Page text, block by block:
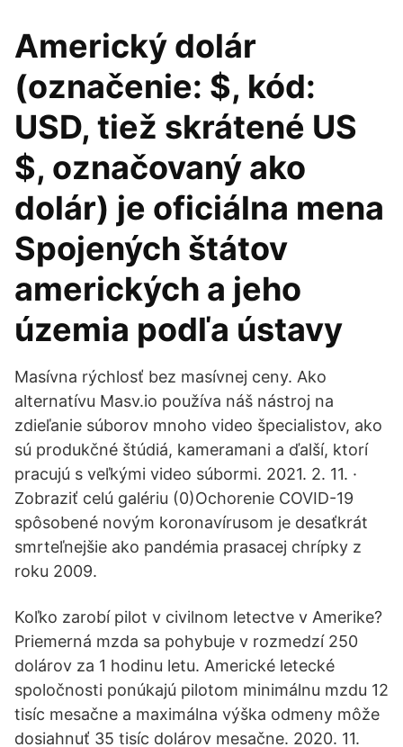
Americký dolár
(označenie: $, kód:
USD, tiež skrátené US
$, označovaný ako
dolár) je oficiálna mena
Spojených štátov
amerických a jeho
územia podľa ústavy
Masívna rýchlosť bez masívnej ceny. Ako
alternatívu Masv.io používa náš nástroj na
zdieľanie súborov mnoho video špecialistov, ako
sú produkčné štúdiá, kameramani a ďalší, ktorí
pracujú s veľkými video súbormi. 2021. 2. 11. ·
Zobraziť celú galériu (0)Ochorenie COVID-19
spôsobené novým koronavírusom je desaťkrát
smrteľnejšie ako pandémia prasacej chrípky z
roku 2009.
Koľko zarobí pilot v civilnom letectve v Amerike?
Priemerná mzda sa pohybuje v rozmedzí 250
dolárov za 1 hodinu letu. Americké letecké
spoločnosti ponúkajú pilotom minimálnu mzdu 12
tisíc mesačne a maximálna výška odmeny môže
dosiahnuť 35 tisíc dolárov mesačne. 2020. 11.